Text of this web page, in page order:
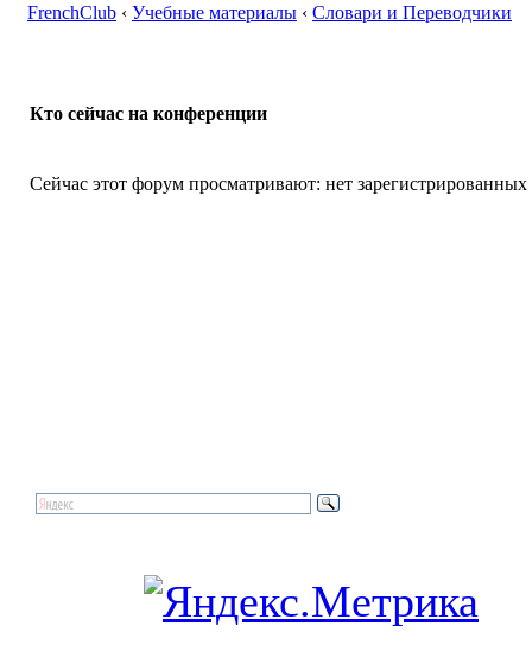
FrenchClub ‹ Учебные материалы ‹ Словари и Переводчики
Кто сейчас на конференции
Сейчас этот форум просматривают: нет зарегистрированных